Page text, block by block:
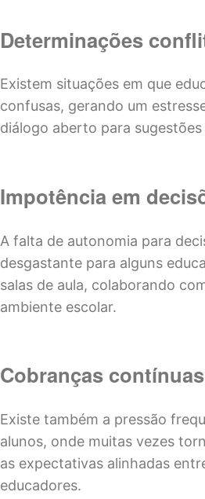
Determinações
Existem situações em que
confusas, gerando um
diálogo aberto para
Impotência em
A falta de autonomia para
desgastante para alguns
salas de aula, colaborando
ambiente escolar.
Cobranças
Existe também a pressão
alunos, onde muitas vezes
as expectativas alinhadas
educadores.